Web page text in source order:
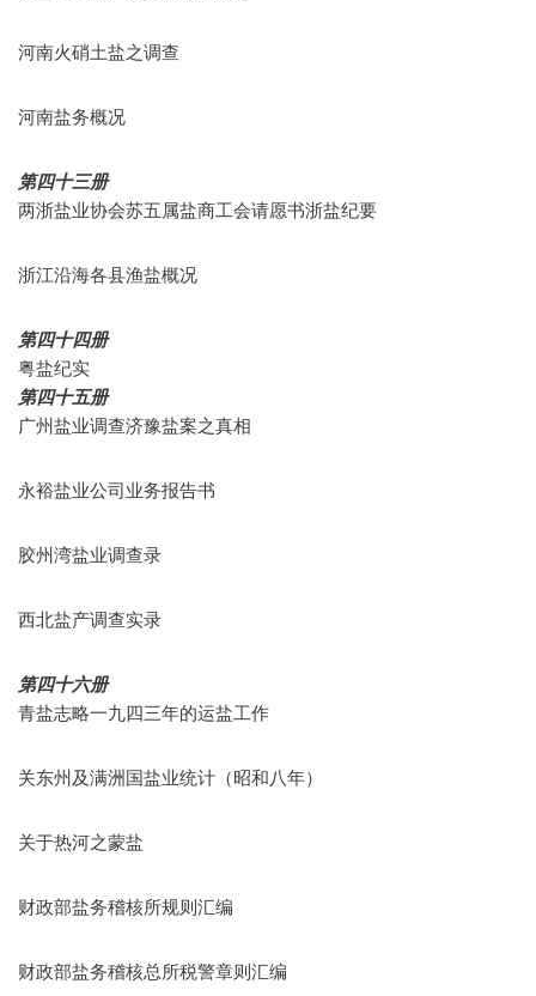
河南火硝土盐之调查
河南盐务概况
第四十三册
两浙盐业协会苏五属盐商工会请愿书浙盐纪要
浙江沿海各县渔盐概况
第四十四册
粤盐纪实
第四十五册
广州盐业调查济豫盐案之真相
永裕盐业公司业务报告书
胶州湾盐业调查录
西北盐产调查实录
第四十六册
青盐志略一九四三年的运盐工作
关东州及满洲国盐业统计（昭和八年）
关于热河之蒙盐
财政部盐务稽核所规则汇编
财政部盐务稽核总所税警章则汇编